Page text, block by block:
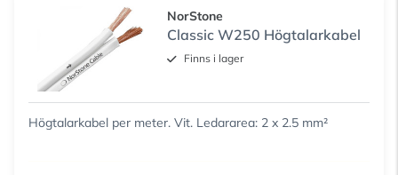
NorStone
Classic W250 Högtalarkabel
Finns i lager
Högtalarkabel per meter. Vit. Ledararea: 2 x 2.5 mm²